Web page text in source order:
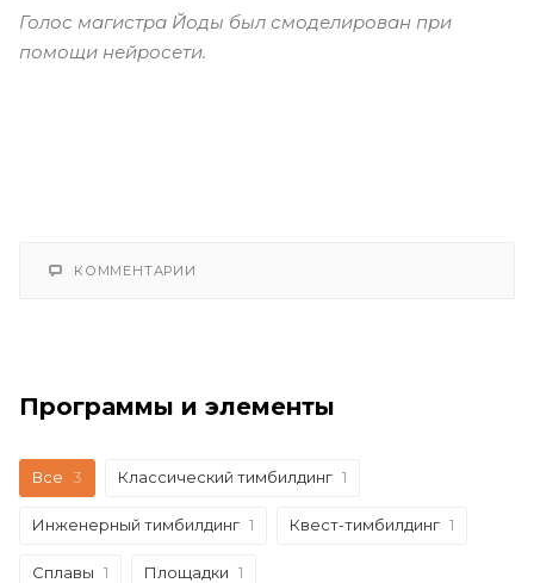
Голос магистра Йоды был смоделирован при
помощи нейросети.
КОММЕНТАРИИ
Программы и элементы
Все 3 Классический тимбилдинг 1
Инженерный тимбилдинг 1 Квест-тимбилдинг 1
Сплавы 1 Площадки 1